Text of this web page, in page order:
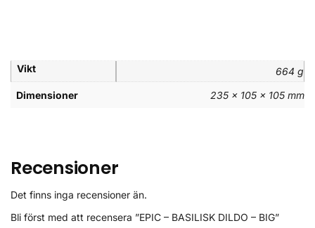
Vikt
664 g
Dimensioner
235 × 105 × 105 mm
Recensioner
Det finns inga recensioner än.
Bli först med att recensera ”EPIC – BASILISK DILDO – BIG”